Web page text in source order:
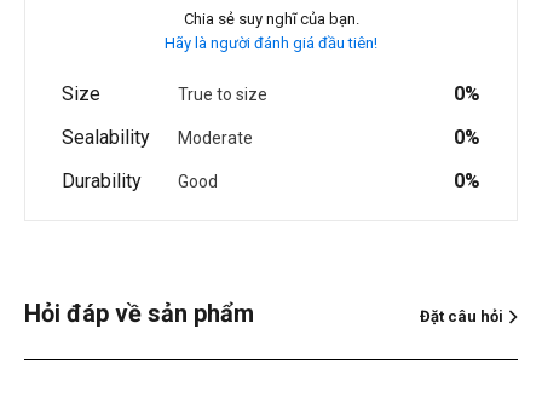
Chia sẻ suy nghĩ của bạn.
Hãy là người đánh giá đầu tiên!
Size True to size
0%
Sealability
Moderate
0%
Durability
Good 0%
Hỏi đáp về sản phẩm Đặt câu hỏi